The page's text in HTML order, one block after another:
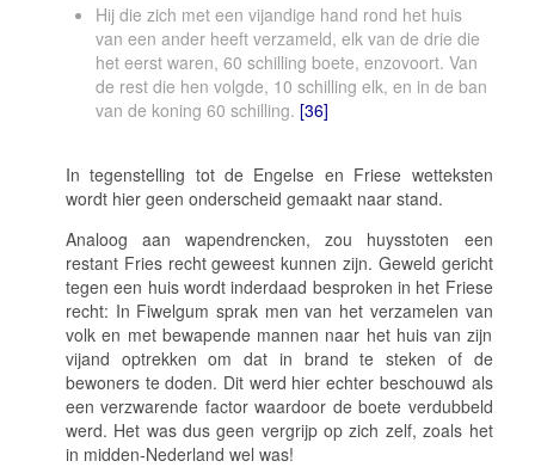
Hij die zich met een vijandige hand rond het huis
van een ander heeft verzameld, elk van de drie die
het eerst waren, 60 schilling boete, enzovoort. Van
de rest die hen volgde, 10 schilling elk, en in de ban
van de koning 60 schilling. [36]
In tegenstelling tot de Engelse en Friese wetteksten
wordt hier geen onderscheid gemaakt naar stand.
Analoog aanwapendrencken, zou huysstoten een
restant Fries recht geweest kunnen zijn. Geweld gericht
tegen een huis wordt inderdaad besproken in het Friese
recht: In Fiwelgum sprak men van het verzamelen van
volk en met bewapende mannen naar het huis van zijn
vijand optrekken om dat in brand te steken of de
bewoners te doden. Dit werd hier echter beschouwd als
een verzwarende factor waardoor de boete verdubbeld
werd. Het was dus geen vergrijp op zich zelf, zoals het
in midden-Nederland wel was!